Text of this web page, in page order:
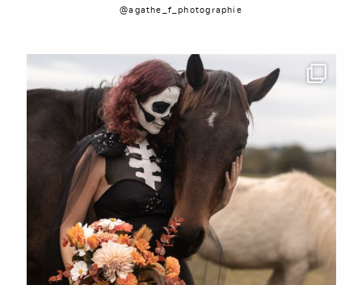
@agathe_f_photographie